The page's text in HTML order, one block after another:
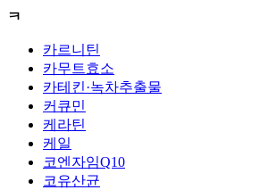
ㅋ
카르니틴
카무트효소
카테킨·녹차추출물
커큐민
케라틴
케일
코엔자임Q10
코유산균